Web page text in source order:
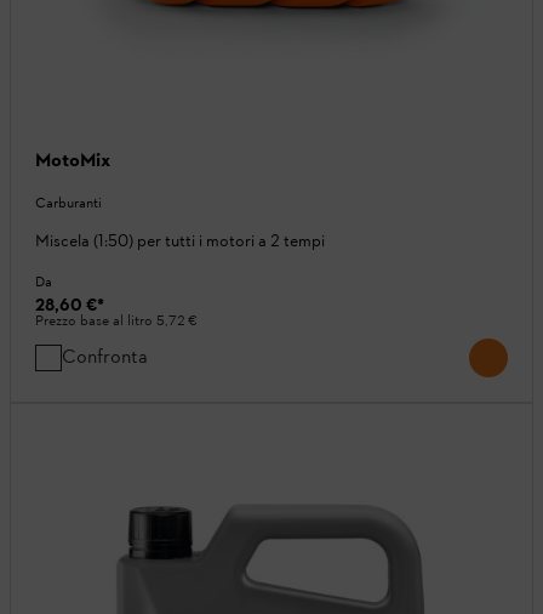
MotoMix
Carburanti
Miscela (1:50) per tutti i motori a 2 tempi
Da
28,60 €*
Prezzo base al litro 5,72 €
Confronta